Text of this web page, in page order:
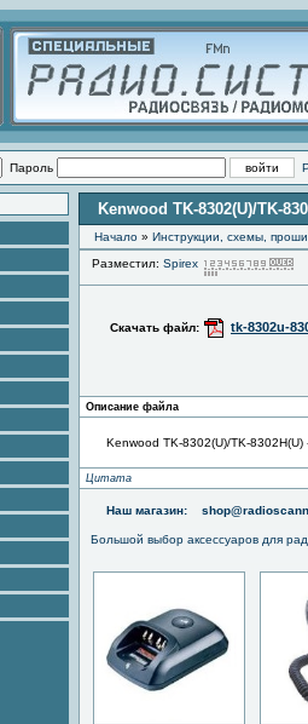
Пароль
Kenwood TK-8302(U)/TK-
Начало » Инструкции, схемы,
Разместил: Spirex
Скачать файл: tk-8302u-
Описание файла
Kenwood TK-8302(U)/TK-8302H(U)
Цитата
Наш магазин:
Большой выбор аксессуаров для